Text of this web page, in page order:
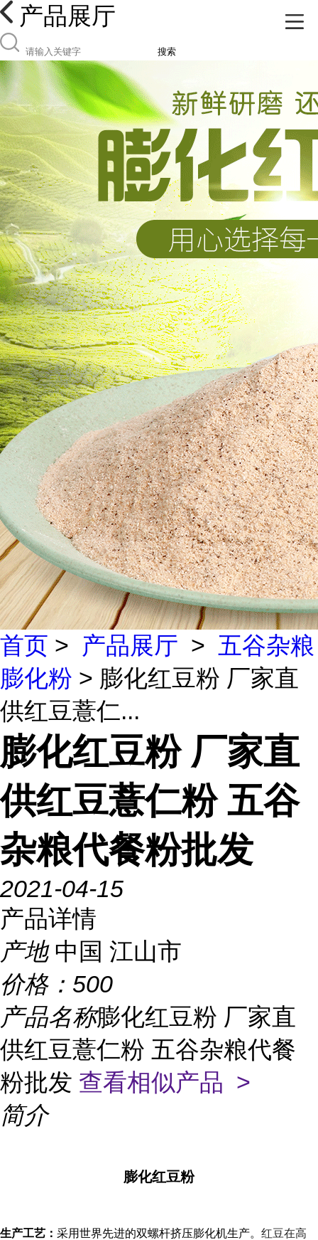
产品展厅
搜索
首页 > 产品展厅 > 五谷杂粮
膨化粉 > 膨化红豆粉 厂家直
供红豆薏仁...
膨化红豆粉 厂家直
供红豆薏仁粉 五谷
杂粮代餐粉批发
2021-04-15
产品详情
产地 中国 江山市
价格： 500
产品名称膨化红豆粉 厂家直
供红豆薏仁粉 五谷杂粮代餐
粉批发 查看相似产品 >
简介
膨化红豆粉
生产工艺： 采用世界先进的双螺杆挤压膨化机生产。 红豆在高